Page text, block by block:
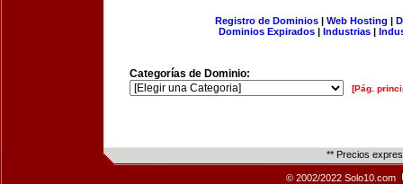
Registro de Dominios| Web Hosting |
Dominios Expirados | Industrias |
Categorías de Dominio:
[Pág.
** Precios
© 2002/2022 Solo10.com